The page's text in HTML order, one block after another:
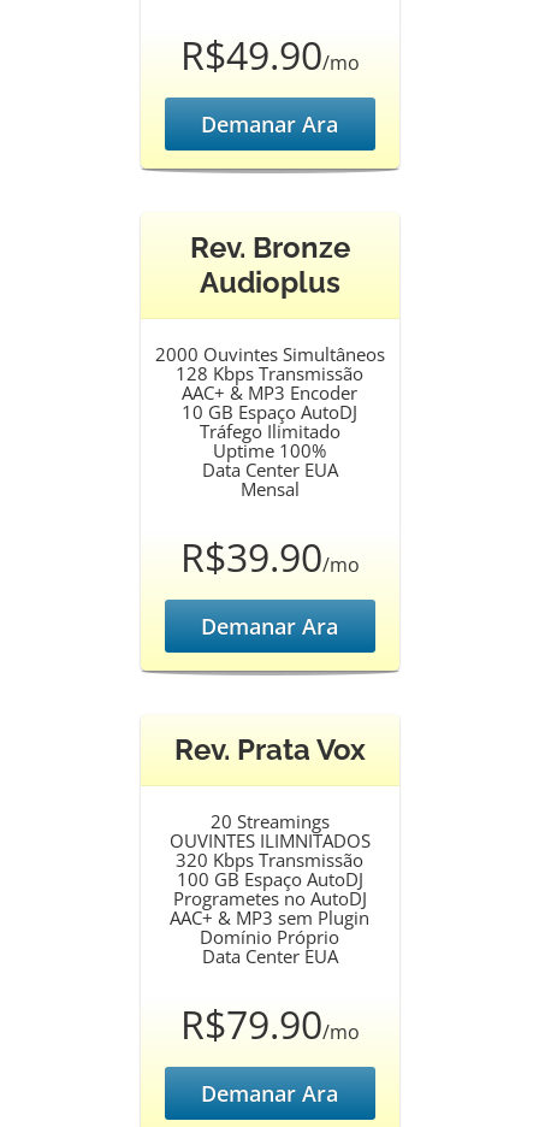
R$49.90/mo
Demanar Ara
Rev. Bronze
Audioplus
2000 Ouvintes Simultâneos
128 Kbps Transmissão
AAC+ & MP3 Encoder
10 GB Espaço AutoDJ
Tráfego Ilimitado
Uptime 100%
Data Center EUA
Mensal
R$39.90/mo
Demanar Ara
Rev. Prata Vox
20 Streamings
OUVINTES ILIMNITADOS
320 Kbps Transmissão
100 GB Espaço AutoDJ
Programetes no AutoDJ
AAC+ & MP3 sem Plugin
Domínio Próprio
Data Center EUA
R$79.90/mo
Demanar Ara